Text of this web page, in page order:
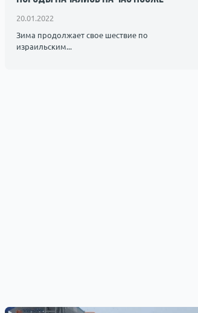
20.01.2022
Зима продолжает свое шествие по
израильским...